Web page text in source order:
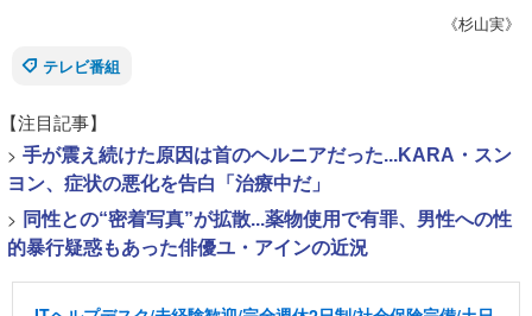
《杉山実》
テレビ番組
【注目記事】
> 手が震え続けた原因は首のヘルニアだった...KARA・スン
ヨン、症状の悪化を告白「治療中だ」
> 同性との“密着写真”が拡散...薬物使用で有罪、男性への性
的暴行疑惑もあった俳優ユ・アインの近況